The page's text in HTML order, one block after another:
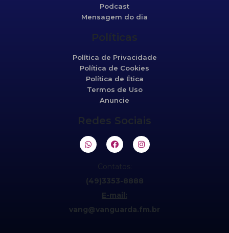
Podcast
Mensagem do dia
Políticas
Política de Privacidade
Política de Cookies
Política de Ética
Termos de Uso
Anuncie
Redes Sociais
Contatos:
(49)3353-8888
E-mail:
vang@vanguarda.fm.br